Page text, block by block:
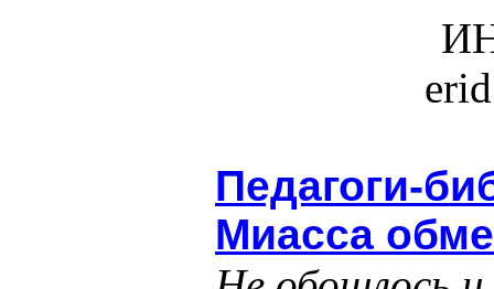
Педагоги-
Миасса